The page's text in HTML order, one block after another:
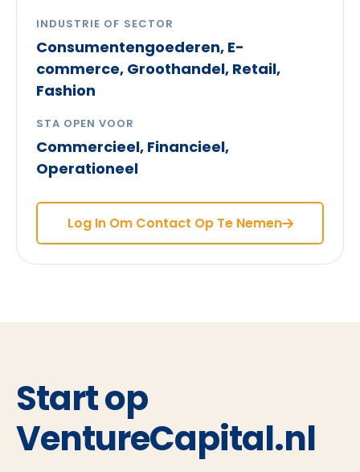
INDUSTRIE OF SECTOR
Consumentengoederen, E-
commerce, Groothandel, Retail,
Fashion
STA OPEN VOOR
Commercieel, Financieel,
Operationeel
Log In Om Contact Op Te Nemen
Start op
VentureCapital.nl